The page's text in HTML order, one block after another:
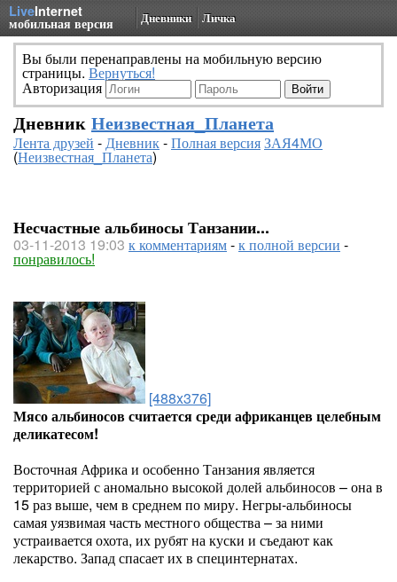
LiveInternet
мобильная версия Дневники Личка
Вы были перенаправлены на мобильную версию
страницы. Вернуться!
Авторизация
Дневник Неизвестная_Планета
Лента друзей -Дневник-Полная версияЗАЯ4МО
(Неизвестная_Планета)
Несчастные альбиносы Танзании...
03-11-2013 19:03 к комментариям-к полной версии -
понравилось!
[488x376]
Мясо альбиносов считается среди африканцев целебным
деликатесом!
Восточная Африка и особенно Танзания является
территорией с аномально высокой долей альбиносов – она в
15 раз выше, чем в среднем по миру. Негры-альбиносы
самая уязвимая часть местного общества – за ними
устраивается охота, их рубят на куски и съедают как
лекарство. Запад спасает их в специнтернатах.